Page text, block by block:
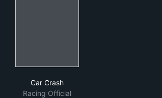
Car Crash
Racing Official